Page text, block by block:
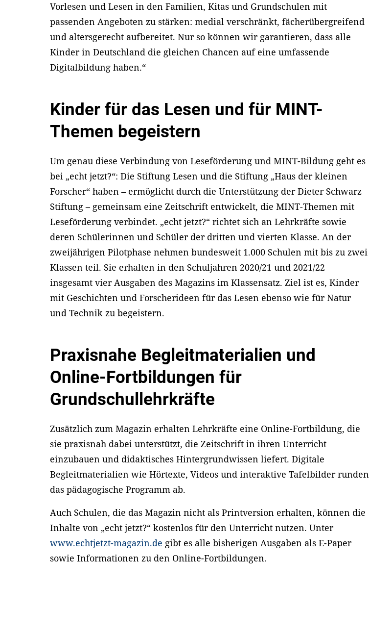
Vorlesen und Lesen in den Familien, Kitas und Grundschulen mit
passenden Angeboten zu stärken: medial verschränkt, fächerübergreifend
und altersgerecht aufbereitet. Nur so können wir garantieren, dass alle
Kinder in Deutschland die gleichen Chancen auf eine umfassende
Digitalbildung haben.“
Kinder für das Lesen und für MINT-
Themen begeistern
Um genau diese Verbindung von Leseförderung und MINT-Bildung geht es
bei „echt jetzt?“: Die Stiftung Lesen und die Stiftung „Haus der kleinen
Forscher“ haben – ermöglicht durch die Unterstützung der Dieter Schwarz
Stiftung – gemeinsam eine Zeitschrift entwickelt, die MINT-Themen mit
Leseförderung verbindet. „echt jetzt?“ richtet sich an Lehrkräfte sowie
deren Schülerinnen und Schüler der dritten und vierten Klasse. An der
zweijährigen Pilotphase nehmen bundesweit 1.000 Schulen mit bis zu zwei
Klassen teil. Sie erhalten in den Schuljahren 2020/21 und 2021/22
insgesamt vier Ausgaben des Magazins im Klassensatz. Ziel ist es, Kinder
mit Geschichten und Forscherideen für das Lesen ebenso wie für Natur
und Technik zu begeistern.
Praxisnahe Begleitmaterialien und
Online-Fortbildungen für
Grundschullehrkräfte
Zusätzlich zum Magazin erhalten Lehrkräfte eine Online-Fortbildung, die
sie praxisnah dabei unterstützt, die Zeitschrift in ihren Unterricht
einzubauen und didaktisches Hintergrundwissen liefert. Digitale
Begleitmaterialien wie Hörtexte, Videos und interaktive Tafelbilder runden
das pädagogische Programm ab.
Auch Schulen, die das Magazin nicht als Printversion erhalten, können die
Inhalte von „echt jetzt?“ kostenlos für den Unterricht nutzen. Unter
www.echtjetzt-magazin.de gibt es alle bisherigen Ausgaben als E-Paper
sowie Informationen zu den Online-Fortbildungen.